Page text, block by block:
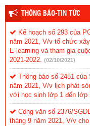
THÔNG BÁO-TIN TỨC
Kế hoạch số 293 của
năm 2021, V/v tổ chức
E-learning và tham gia
2021-2022.
(02/10/2021)
Thông báo số 2451
năm 2021, V/v lịch phát
với học sinh lớp 1 đến lớp
Công văn số 2376/
tháng 9 năm 2021, V/v